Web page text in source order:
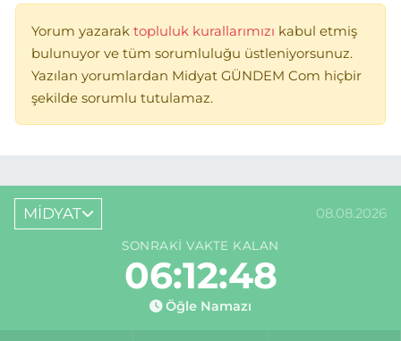
Yorum yazarak topluluk kurallarımızı kabul etmiş
bulunuyor ve tüm sorumluluğu üstleniyorsunuz.
Yazılan yorumlardan Midyat GÜNDEM Com hiçbir
şekilde sorumlu tutulamaz.
MİDYAT 08.08.2026
SONRAKI VAKTE KALAN
06:12:48
Öğle Namazı